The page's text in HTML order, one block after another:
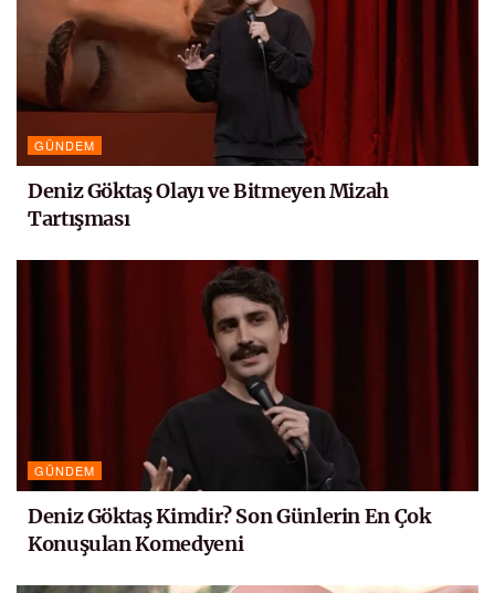
GÜNDEM
Deniz Göktaş Olayı ve Bitmeyen Mizah
Tartışması
GÜNDEM
Deniz Göktaş Kimdir? Son Günlerin En Çok
Konuşulan Komedyeni